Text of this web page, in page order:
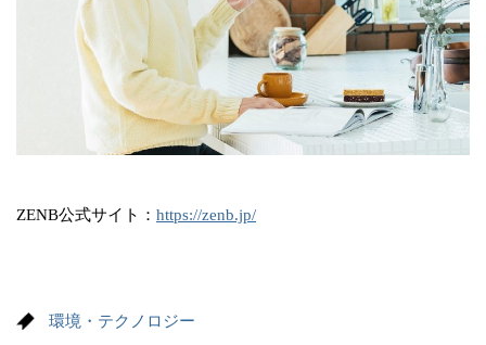
ZENB公式サイト： https://zenb.jp/
環境・テクノロジー